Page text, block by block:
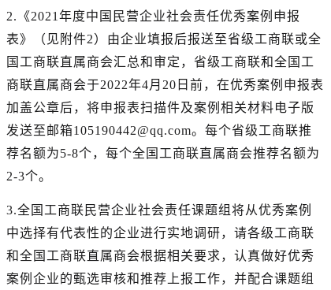
2.《2021年度中国民营企业社会责任优秀案例申报
表》（见附件2）由企业填报后报送至省级工商联或全
国工商联直属商会汇总和审定，省级工商联和全国工
商联直属商会于2022年4月20日前，在优秀案例申报表
加盖公章后，将申报表扫描件及案例相关材料电子版
发送至邮箱105190442@qq.com。每个省级工商联推
荐名额为5-8个，每个全国工商联直属商会推荐名额为
2-3个。
3.全国工商联民营企业社会责任课题组将从优秀案例
中选择有代表性的企业进行实地调研，请各级工商联
和全国工商联直属商会根据相关要求，认真做好优秀
案例企业的甄选审核和推荐上报工作，并配合课题组